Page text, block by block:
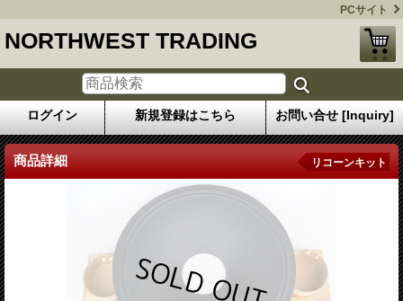
PCサイト
NORTHWEST TRADING
ログイン 新規登録はこちら お問い合せ [Inquiry]
商品詳細 リコーンキット